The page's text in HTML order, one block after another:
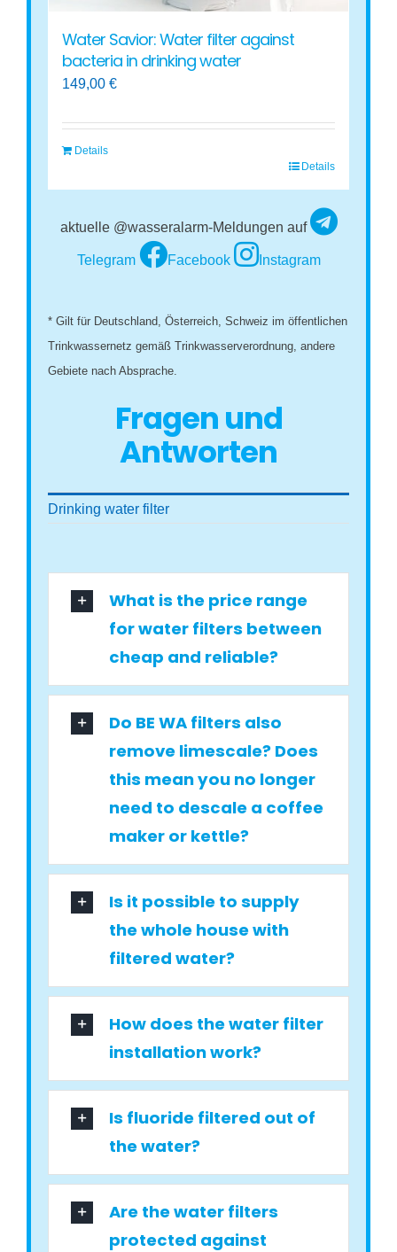
Water Savior: Water filter against
bacteria in drinking water
149,00€
Details
Details
aktuelle @wasseralarm-Meldungen auf
Telegram Facebook Instagram
* Gilt für Deutschland, Österreich, Schweiz im öffentlichen
Trinkwassernetz gemäß Trinkwasserverordnung, andere
Gebiete nach Absprache.
Fragen und
Antworten
Drinking water filter
What is the price range
for water filters between
cheap and reliable?
Do BE WA filters also
remove limescale? Does
this mean you no longer
need to descale a coffee
maker or kettle?
Is it possible to supply
the whole house with
filtered water?
How does the water filter
installation work?
Is fluoride filtered out of
the water?
Are the water filters
protected against